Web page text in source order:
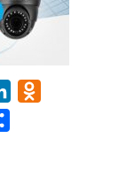
LinkedIn